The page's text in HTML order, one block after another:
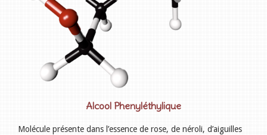
Alcool Phenyléthylique
Molécule présente dans l’essence de rose, de néroli, d’aiguilles